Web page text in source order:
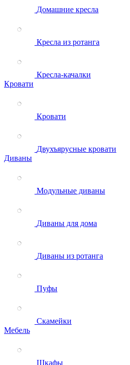
Домашние кресла
Кресла из ротанга
Кресла-качалки
Кровати
Кровати
Двухъярусные кровати
Диваны
Модульные диваны
Диваны для дома
Диваны из ротанга
Пуфы
Скамейки
Мебель
Шкафы